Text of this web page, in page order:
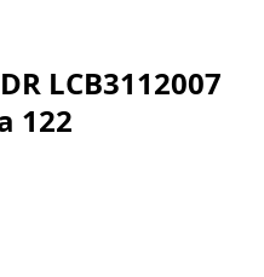
LCB3112007
122